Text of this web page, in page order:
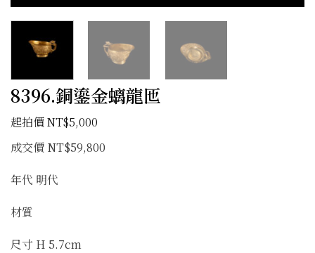
8396.銅鎏金螭龍匜
NT$5,000
成交價 NT$59,800
年代 明代
材質
尺寸 H 5.7cm